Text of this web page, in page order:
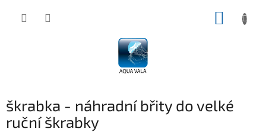
škrabka - náhradní břity do velké
ruční škrabky